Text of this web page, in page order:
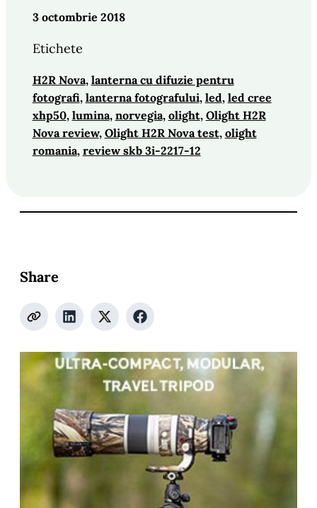
3 octombrie 2018
Etichete
H2R Nova, lanterna cu difuzie pentru
fotografi, lanterna fotografului, led, led cree
xhp50, lumina, norvegia, olight, Olight H2R
Nova review, Olight H2R Nova test, olight
romania, review skb 3i-2217-12
Share